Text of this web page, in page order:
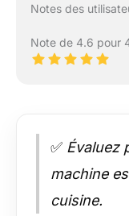
Notes des
Note de 4.6 pour
✅ Évaluez
machine
cuisine.